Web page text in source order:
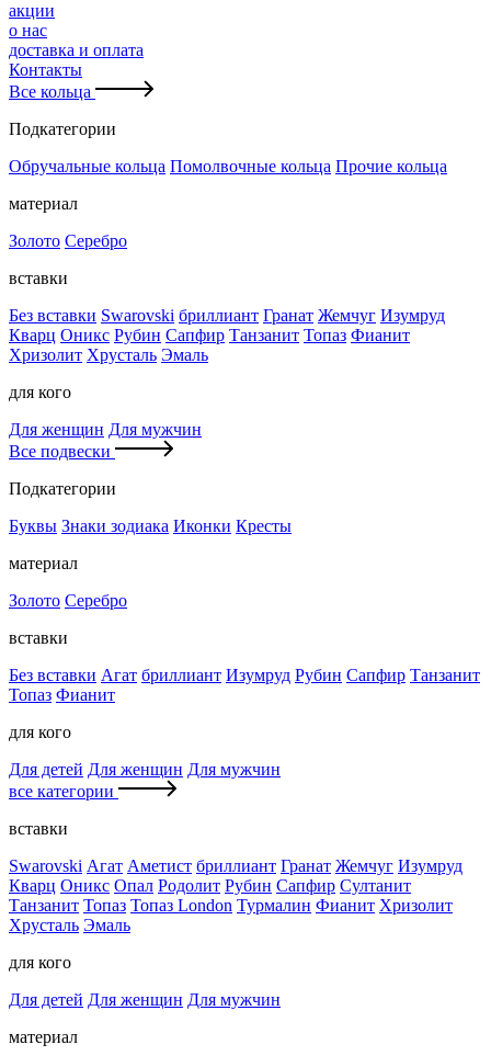
акции
о нас
доставка и оплата
Контакты
Все кольца
Подкатегории
Обручальные кольца Помолвочные кольца Прочие кольца
материал
Золото Серебро
вставки
Без вставки Swarovski бриллиант Гранат Жемчуг Изумруд
Кварц Оникс Рубин Сапфир Танзанит Топаз Фианит
Хризолит Хрусталь Эмаль
для кого
Для женщин Для мужчин
Все подвески
Подкатегории
Буквы Знаки зодиака Иконки Кресты
материал
Золото Серебро
вставки
Без вставки Агат бриллиант Изумруд Рубин Сапфир Танзанит
Топаз Фианит
для кого
Для детей Для женщин Для мужчин
все категории
вставки
Swarovski Агат Аметист бриллиант Гранат Жемчуг Изумруд
Кварц Оникс Опал Родолит Рубин Сапфир Султанит
Танзанит Топаз Топаз London Турмалин Фианит Хризолит
Хрусталь Эмаль
для кого
Для детей Для женщин Для мужчин
материал